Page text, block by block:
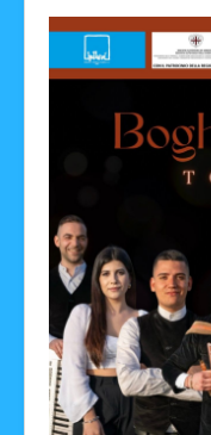
Su di noi
Storia del Circolo
Sardegna